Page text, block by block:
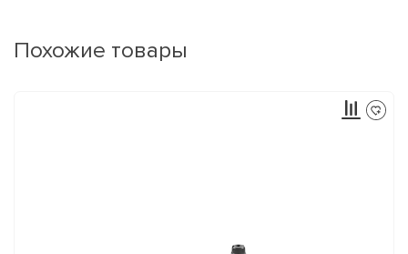
Похожие товары